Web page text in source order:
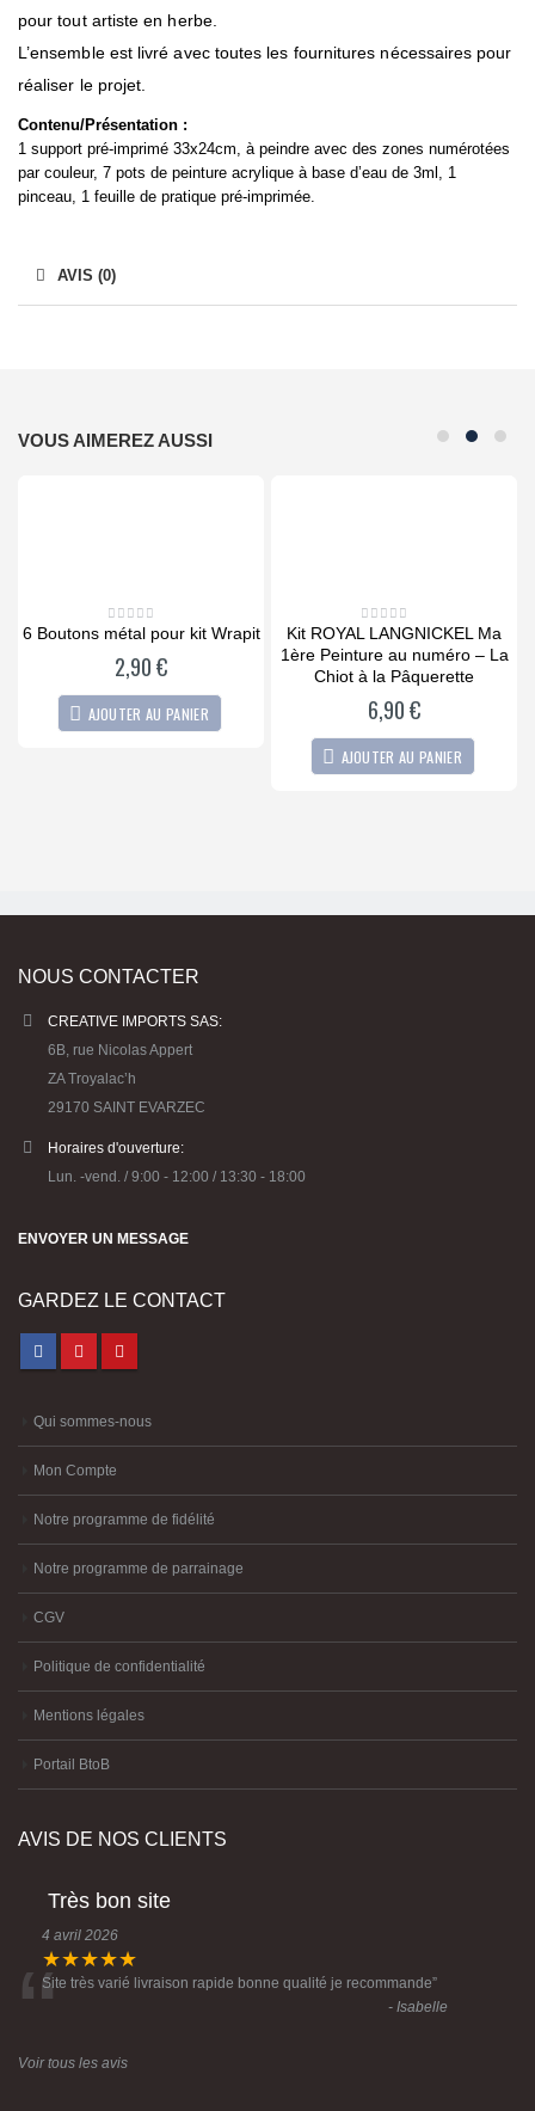
pour tout artiste en herbe.
L’ensemble est livré avec toutes les fournitures nécessaires pour
réaliser le projet.
Contenu/Présentation :
1 support pré-imprimé 33x24cm, à peindre avec des zones numérotées
par couleur, 7 pots de peinture acrylique à base d’eau de 3ml, 1
pinceau, 1 feuille de pratique pré-imprimée.
AVIS (0)
VOUS AIMEREZ AUSSI
0
of
6 Boutons métal pour kit Wrapit
2,90€
AJOUTER AU PANIER
of
5
Kit ROYAL LANGNICKEL Ma
1ère Peinture au numéro – La
Chiot à la Pâquerette
6,90€
AJOUTER AU PANIER
NOUS CONTACTER
CREATIVE IMPORTS SAS:
6B, rue Nicolas Appert
ZA Troyalac’h
29170 SAINT EVARZEC
Horaires d'ouverture:
Lun. -vend. / 9:00 - 12:00 / 13:30 - 18:00
ENVOYER UN MESSAGE
GARDEZ LE CONTACT
Qui sommes-nous
Mon Compte
Notre programme de fidélité
Notre programme de parrainage
CGV
Politique de confidentialité
Mentions légales
Portail BtoB
AVIS DE NOS CLIENTS
Très bon site
4 avril 2026
★★★★★
“Site très varié livraison rapide bonne qualité je recommande”
- Isabelle
Voir tous les avis